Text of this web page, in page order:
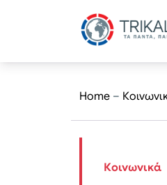
Home –
Κοινωνικά